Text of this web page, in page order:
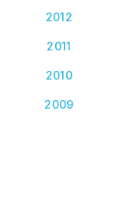
2012
2011
2010
2009